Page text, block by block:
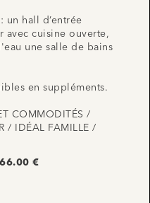
un hall d’entrée
avec cuisine ouverte,
une salle de bains
en suppléments.
COMMODITÉS /
/ IDÉAL FAMILLE /
€